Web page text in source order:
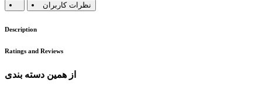
نظرات کاربران
Description
Ratings and Reviews
از همین دسته بندی